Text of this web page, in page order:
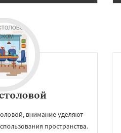
внимание уделяют
пространства.